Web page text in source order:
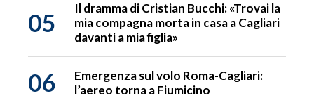
05
Il dramma di Cristian Bucchi: «Trovai la
mia compagna morta in casa a Cagliari
davanti a mia figlia»
06
Emergenza sul volo Roma-Cagliari:
l’aereo torna a Fiumicino